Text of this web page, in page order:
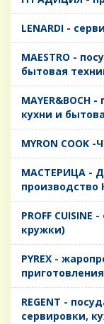
LENARDI -
MAESTRO -
бытовая
кухни и
MYRON COOK -
MАСТЕРИЦА -
PROFF
кружки)
PYREX -
REGENT -
сервировки,